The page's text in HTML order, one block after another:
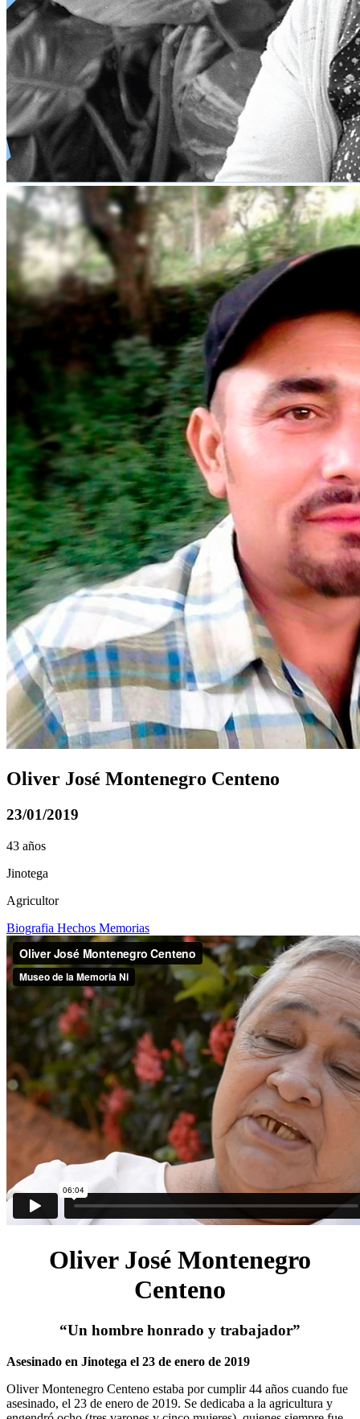
Oliver José Montenegro Centeno
23/01/2019
43 años
Jinotega
Agricultor
Biografia Hechos Memorias
Oliver José Montenegro
Centeno
“Un hombre honrado y trabajador”
Asesinado en Jinotega el 23 de enero de 2019
Oliver Montenegro Centeno estaba por cumplir 44 años cuando fue
asesinado, el 23 de enero de 2019. Se dedicaba a la agricultura y